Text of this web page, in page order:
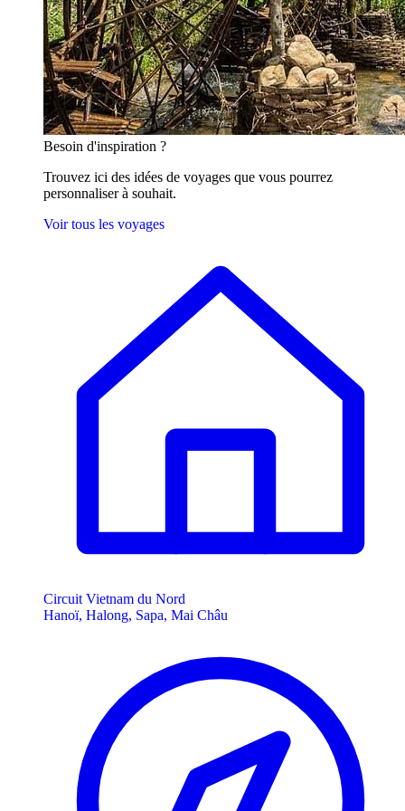
Besoin d'inspiration ?
Trouvez ici des idées de voyages que vous pourrez
personnaliser à souhait.
Voir tous les voyages
Circuit Vietnam du Nord
Hanoï, Halong, Sapa, Mai Châu